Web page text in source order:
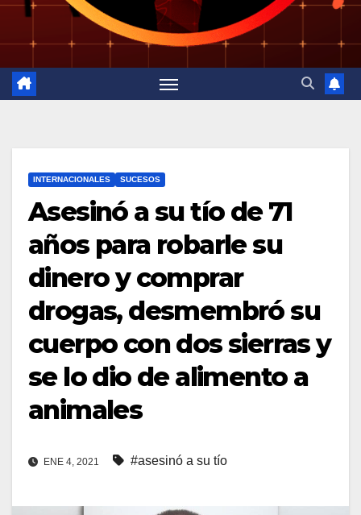
INTERNACIONALES SUCESOS
Asesinó a su tío de 71
años para robarle su
dinero y comprar
drogas, desmembró su
cuerpo con dos sierras y
se lo dio de alimento a
animales
ENE 4, 2021 #asesinó a su tío